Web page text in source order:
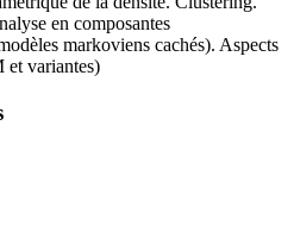
en composantes
markoviens cachés). Aspects
et variantes)